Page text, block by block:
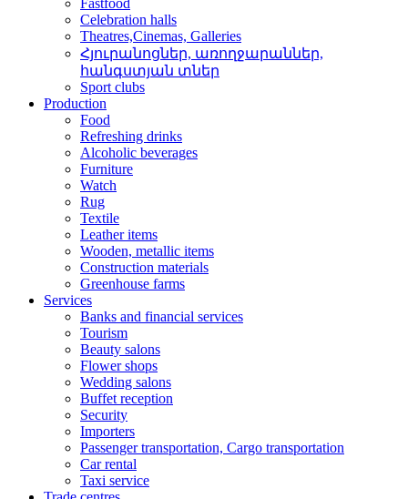
Fastfood
Celebration halls
Theatres,Cinemas, Galleries
Հյուրանոցներ, առողջար­աններ,
հանգստյան տներ
Sport clubs
Production
Food
Refreshing drinks
Alcoholic beverages
Furniture
Watch
Rug
Textile
Leather items
Wooden, metallic items
Construction materials
Greenhouse farms
Services
Banks and financial services
Tourism
Beauty salons
Flower shops
Wedding salons
Buffet reception
Security
Importers
Passenger transportation, Cargo transportation
Car rental
Taxi service